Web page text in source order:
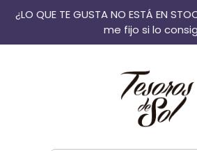
¿LO QUE TE GUSTA NO ESTÁ EN
me fijo si lo